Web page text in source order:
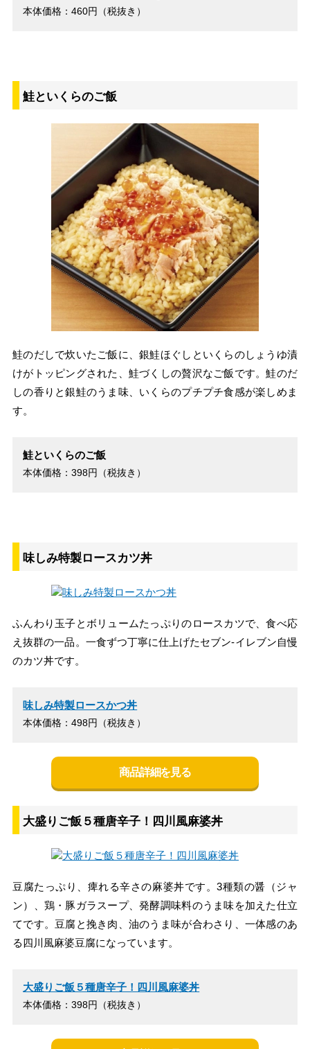
本体価格：460円（税抜き）
鮭といくらのご飯
鮭のだしで炊いたご飯に、銀鮭ほぐしといくらのしょうゆ漬
けがトッピングされた、鮭づくしの贅沢なご飯です。鮭のだ
しの香りと銀鮭のうま味、いくらのプチプチ食感が楽しめま
す。
鮭といくらのご飯
本体価格：398円（税抜き）
味しみ特製ロースカツ丼
ふんわり玉子とボリュームたっぷりのロースカツで、食べ応
え抜群の一品。一食ずつ丁寧に仕上げたセブン-イレブン自慢
のカツ丼です。
味しみ特製ロースかつ丼
本体価格：498円（税抜き）
商品詳細を見る
大盛りご飯５種唐辛子！四川風麻婆丼
豆腐たっぷり、痺れる辛さの麻婆丼です。3種類の醤（ジャ
ン）、鶏・豚ガラスープ、発酵調味料のうま味を加えた仕立
てです。豆腐と挽き肉、油のうま味が合わさり、一体感のあ
る四川風麻婆豆腐になっています。
大盛りご飯５種唐辛子！四川風麻婆丼
本体価格：398円（税抜き）